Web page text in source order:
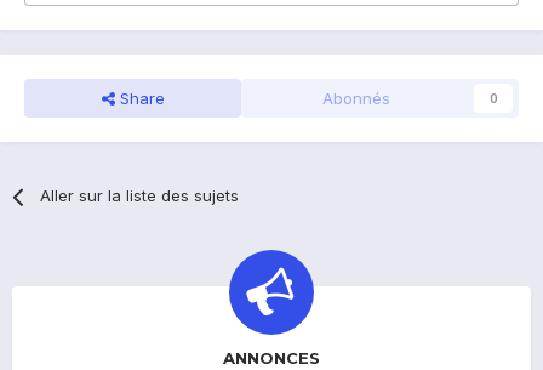
Share Abonnés 0
Aller sur la liste des sujets
ANNONCES